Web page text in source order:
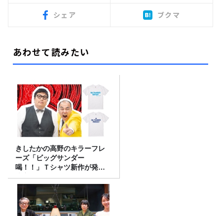
シェア ブクマ
あわせて読みたい
きしたかの高野のキラーフレ
ーズ「ビッグサンダー
喝！！」Ｔシャツ新作が発売
決定！